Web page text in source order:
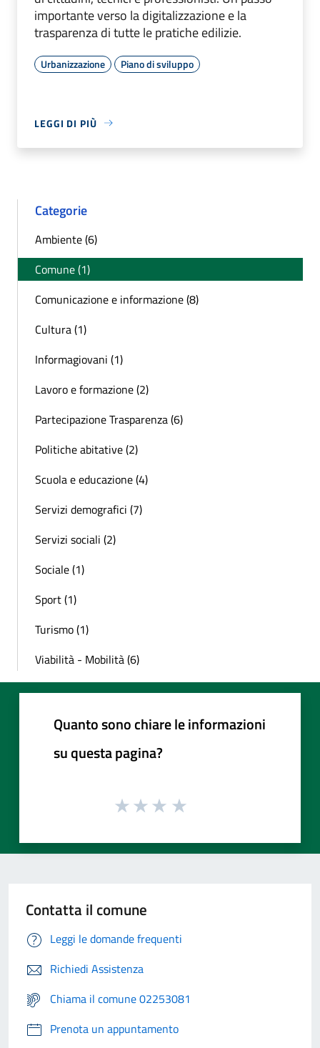
importante verso la digitalizzazione e la
trasparenza di tutte le pratiche edilizie.
Urbanizzazione Piano di sviluppo
LEGGI DI PIÙ
Categorie
Ambiente (6)
Comune (1)
Comunicazione e informazione (8)
Cultura (1)
Informagiovani (1)
Lavoro e formazione (2)
Partecipazione Trasparenza (6)
Politiche abitative (2)
Scuola e educazione (4)
Servizi demografici (7)
Servizi sociali (2)
Sociale (1)
Sport (1)
Turismo (1)
Viabilità - Mobilità (6)
Quanto sono chiare le informazioni
su questa pagina?
Contatta il comune
Leggi le domande frequenti
Richiedi Assistenza
Chiama il comune 02253081
Prenota un appuntamento